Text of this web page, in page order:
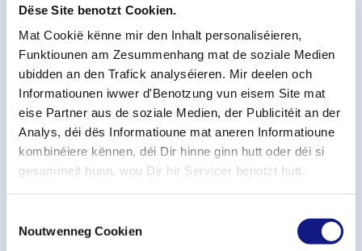
Dëse Site benotzt Cookien.
Mat Cookië kënne mir den Inhalt personaliséieren,
Funktiounen am Zesummenhang mat de soziale Medien
ubidden an den Trafick analyséieren. Mir deelen och
Informatiounen iwwer d'Benotzung vun eisem Site mat
eise Partner aus de soziale Medien, der Publicitéit an der
Analys, déi dës Informatioune mat aneren Informatioune
kombinéiere kënnen, déi Dir hinne ginn hutt oder déi si
gesammelt hunn, wou Dir hir Servicer benotzt hutt.
Noutwenneg Cookien
formation, linguistique, jeunesse), de mesures
concernant le temps de travail (aménagement
personnel du temps de travail, congé sans solde
pour formation) et de subsides spécifiques.
Les séances d’information se dérouleront le:
Lundi 16 mai 2022 en luxembourgeois
19h30);
à la Chambre des salariés 2 - 4 rue Pierre Hentges, L-
1726 Luxembourg. Elles sont organisées en présentiel